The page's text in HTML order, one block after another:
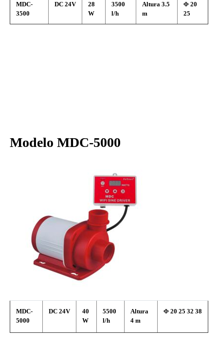
MDC-
3500
DC 24V
28
W
3500
l/h
Altura 3.5
m
Φ 20
25
Modelo MDC-5000
MDC-
5000
DC 24V
40
W
5500
l/h
Altura
4 m
Φ 20 25 32 38